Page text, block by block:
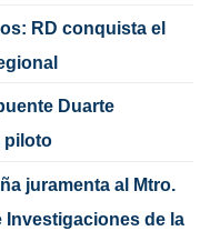
RD conquista el
Duarte
piloto
juramenta al Mtro.
Investigaciones de la